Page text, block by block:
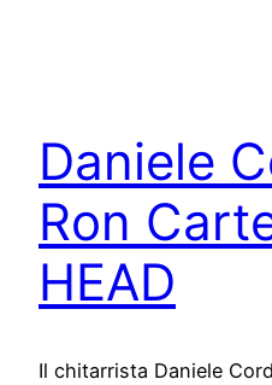
Daniele
Ron
HEAD
Il chitarrista Daniele